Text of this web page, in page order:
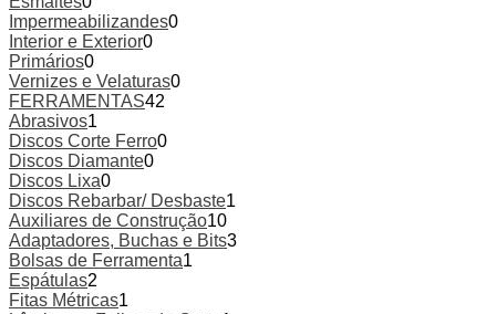
Impermeabilizandes0
Interior e Exterior0
Primários0
Vernizes e Velaturas0
FERRAMENTAS42
Abrasivos1
Discos Corte Ferro0
Discos Diamante0
Discos Lixa0
Discos Rebarbar/ Desbaste1
Auxiliares de Construção10
Adaptadores, Buchas e Bits3
Bolsas de Ferramenta1
Espátulas2
Fitas Métricas1